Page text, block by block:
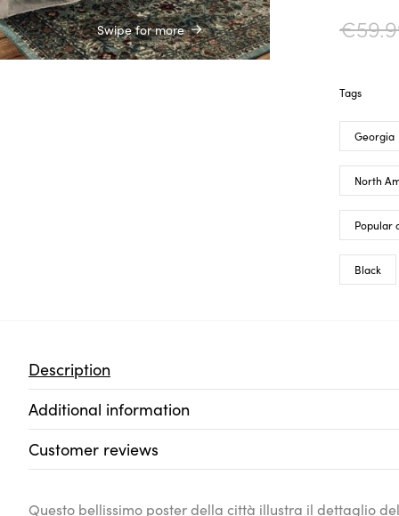
Swipe for more €
Tags
Georgia
North
Popular
Black
Description
Additional information
Customer reviews
Questo bellissimo poster della città illustra il dettaglio